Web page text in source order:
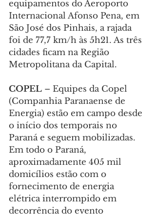
equipamentos do Aeroporto
Internacional Afonso Pena, em
São José dos Pinhais, a rajada
foi de 77,7 km/h às 5h21. As três
cidades ficam na Região
Metropolitana da Capital.
COPEL – Equipes da Copel
(Companhia Paranaense de
Energia) estão em campo desde
o início dos temporais no
Paraná e seguem mobilizadas.
Em todo o Paraná,
aproximadamente 405 mil
domicílios estão com o
fornecimento de energia
elétrica interrompido em
decorrência do evento